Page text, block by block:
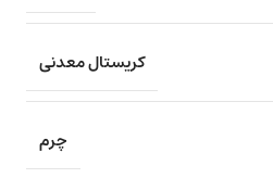
کریستال معدنی
چرم